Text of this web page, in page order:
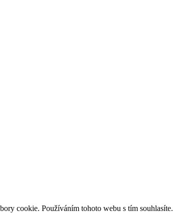
cookie. Používáním tohoto webu s tím souhlasíte.